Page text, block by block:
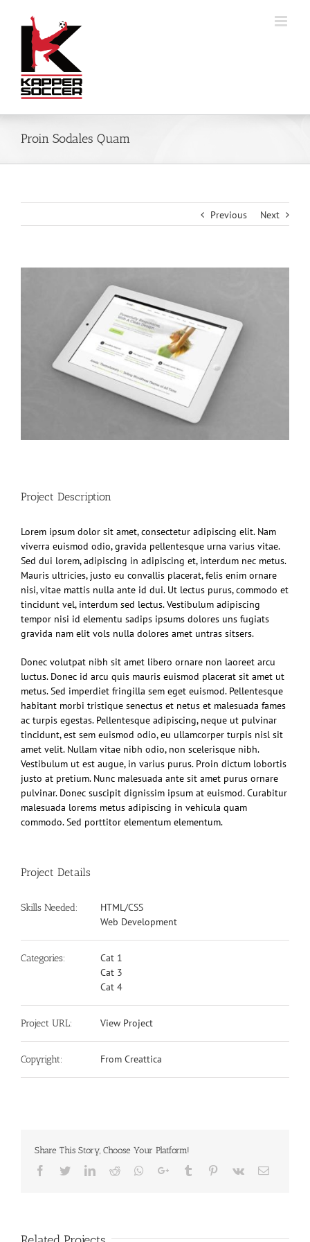
Proin Sodales Quam
Previous Next
Project Description
Lorem ipsum dolor sit amet, consectetur adipiscing elit. Nam
viverra euismod odio, gravida pellentesque urna varius vitae.
Sed dui lorem, adipiscing in adipiscing et, interdum nec metus.
Mauris ultricies, justo eu convallis placerat, felis enim ornare
nisi, vitae mattis nulla ante id dui. Ut lectus purus, commodo et
tincidunt vel, interdum sed lectus. Vestibulum adipiscing
tempor nisi id elementu sadips ipsums dolores uns fugiats
gravida nam elit vols nulla dolores amet untras sitsers.
Donec volutpat nibh sit amet libero ornare non laoreet arcu
luctus. Donec id arcu quis mauris euismod placerat sit amet ut
metus. Sed imperdiet fringilla sem eget euismod. Pellentesque
habitant morbi tristique senectus et netus et malesuada fames
ac turpis egestas. Pellentesque adipiscing, neque ut pulvinar
tincidunt, est sem euismod odio, eu ullamcorper turpis nisl sit
amet velit. Nullam vitae nibh odio, non scelerisque nibh.
Vestibulum ut est augue, in varius purus. Proin dictum lobortis
justo at pretium. Nunc malesuada ante sit amet purus ornare
pulvinar. Donec suscipit dignissim ipsum at euismod. Curabitur
malesuada lorems metus adipiscing in vehicula quam
commodo. Sed porttitor elementum elementum.
Project Details
Skills Needed:
HTML/CSS
Web Development
Categories:
Cat 1
Cat 3
Cat 4
Project URL: View Project
Copyright: From Creattica
Share This Story, Choose Your Platform!
Facebook
TwitterLinkedIn
Reddit Whatsapp
Google+Tumblr Pinterest
Vk Email